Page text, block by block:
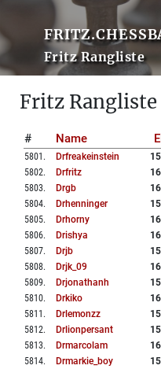
Fritz Rangliste
Fritz Rangliste
# Name
5801 . Drfreakeinstein
5802. Drfritz
5803. Drgb
5804. Drhenninger
5805. Drhorny
5806. Drishya
5807. Drjb
5808. Drjk_09
5809. Drjonathanh
5810. Drkiko
5811 . Drlemonzz
5812. Drlionpersant
5813. Drmarcolam
5814. Drmarkie_boy